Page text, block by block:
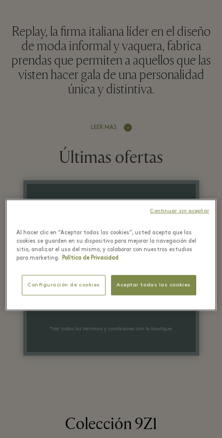
Replay, la firma italiana líder en el diseño
de moda informal y vaquera, fabrica
prendas que permiten a aquellos que las
visten hacer gala de una personalidad
única y distintiva.
LEER MÁS
Últimas ofertas
Hasta un -70%*
sobre el precio
original
en una selección de artículos
*Ver todos los términos y condiciones con la boutique.
Colección 9Z1
Al hacer clic en “Aceptar todas las cookies”, usted acepta que las
cookies se guarden en su dispositivo para mejorar la navegación del
sitio, analizar el uso del mismo, y colaborar con nuestros estudios
para marketing. Política de Privacidad
Configuración de cookies Aceptar todas las cookies
Continuar sin aceptar